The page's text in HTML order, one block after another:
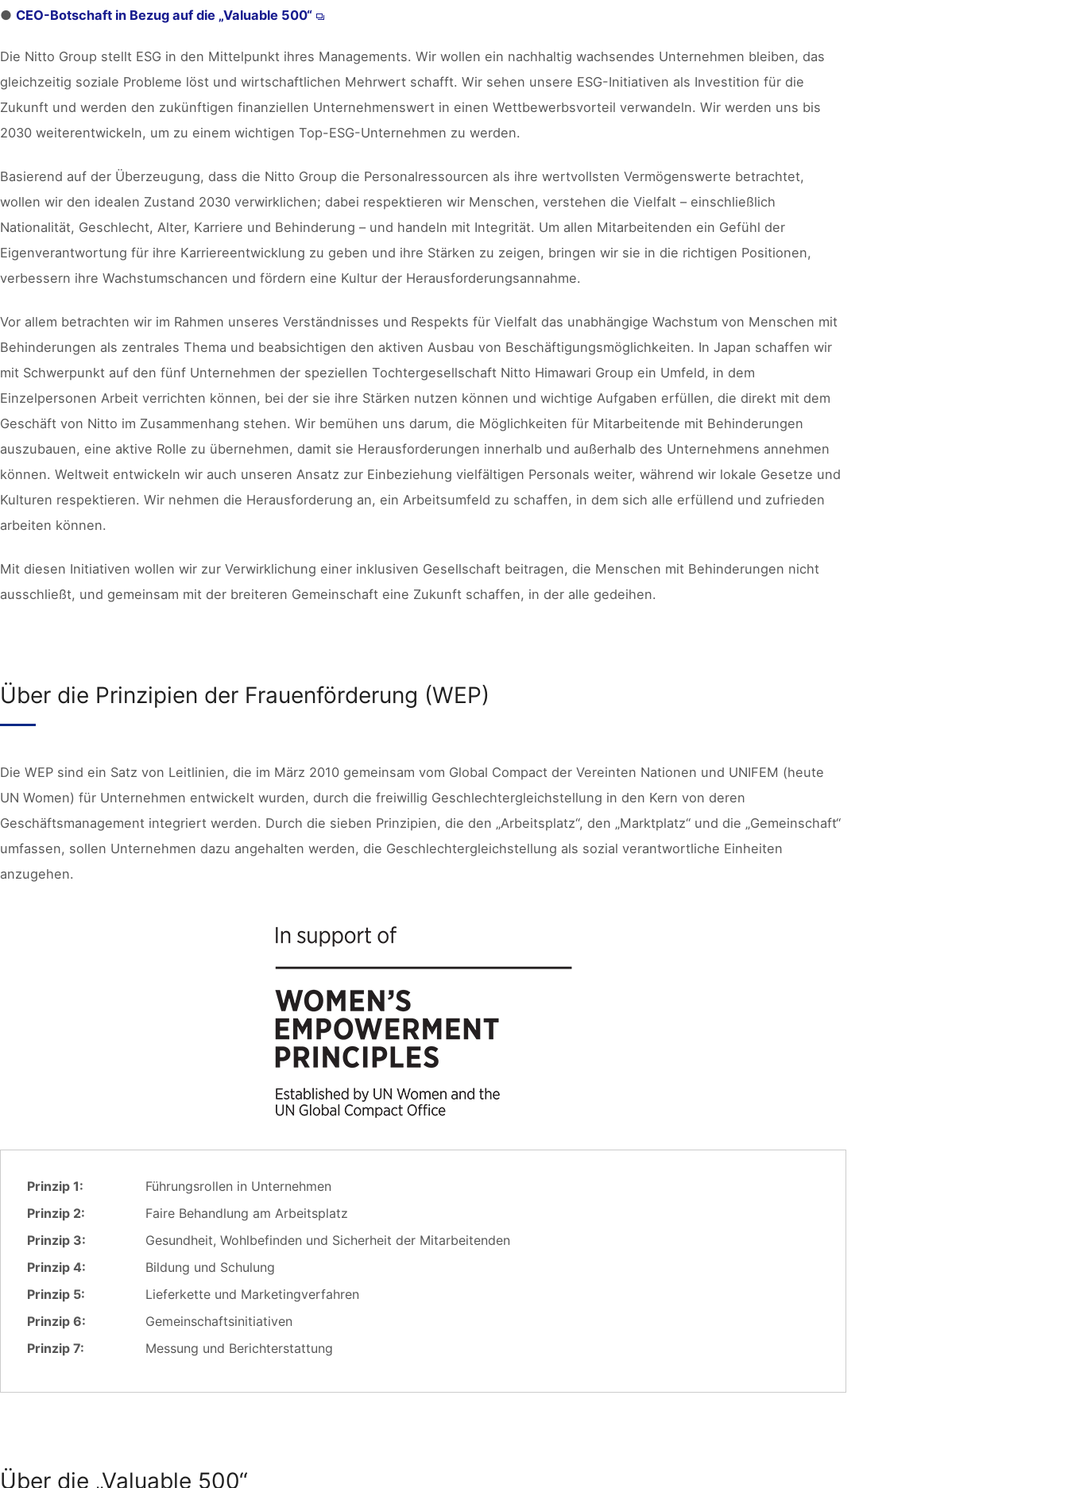
● CEO-Botschaft in Bezug auf die „Valuable 500“
Die Nitto Group stellt ESG in den Mittelpunkt ihres Managements. Wir wollen ein nachhaltig wachsendes Unternehmen bleiben, das
gleichzeitig soziale Probleme löst und wirtschaftlichen Mehrwert schafft. Wir sehen unsere ESG-Initiativen als Investition für die
Zukunft und werden den zukünftigen finanziellen Unternehmenswert in einen Wettbewerbsvorteil verwandeln. Wir werden uns bis
2030 weiterentwickeln, um zu einem wichtigen Top-ESG-Unternehmen zu werden.
Basierend auf der Überzeugung, dass die Nitto Group die Personalressourcen als ihre wertvollsten Vermögenswerte betrachtet,
wollen wir den idealen Zustand 2030 verwirklichen; dabei respektieren wir Menschen, verstehen die Vielfalt – einschließlich
Nationalität, Geschlecht, Alter, Karriere und Behinderung – und handeln mit Integrität. Um allen Mitarbeitenden ein Gefühl der
Eigenverantwortung für ihre Karriereentwicklung zu geben und ihre Stärken zu zeigen, bringen wir sie in die richtigen Positionen,
verbessern ihre Wachstumschancen und fördern eine Kultur der Herausforderungsannahme.
Vor allem betrachten wir im Rahmen unseres Verständnisses und Respekts für Vielfalt das unabhängige Wachstum von Menschen mit
Behinderungen als zentrales Thema und beabsichtigen den aktiven Ausbau von Beschäftigungsmöglichkeiten. In Japan schaffen wir
mit Schwerpunkt auf den fünf Unternehmen der speziellen Tochtergesellschaft Nitto Himawari Group ein Umfeld, in dem
Einzelpersonen Arbeit verrichten können, bei der sie ihre Stärken nutzen können und wichtige Aufgaben erfüllen, die direkt mit dem
Geschäft von Nitto im Zusammenhang stehen. Wir bemühen uns darum, die Möglichkeiten für Mitarbeitende mit Behinderungen
auszubauen, eine aktive Rolle zu übernehmen, damit sie Herausforderungen innerhalb und außerhalb des Unternehmens annehmen
können. Weltweit entwickeln wir auch unseren Ansatz zur Einbeziehung vielfältigen Personals weiter, während wir lokale Gesetze und
Kulturen respektieren. Wir nehmen die Herausforderung an, ein Arbeitsumfeld zu schaffen, in dem sich alle erfüllend und zufrieden
arbeiten können.
Mit diesen Initiativen wollen wir zur Verwirklichung einer inklusiven Gesellschaft beitragen, die Menschen mit Behinderungen nicht
ausschließt, und gemeinsam mit der breiteren Gemeinschaft eine Zukunft schaffen, in der alle gedeihen.
Über die Prinzipien der Frauenförderung (WEP)
Die WEP sind ein Satz von Leitlinien, die im März 2010 gemeinsam vom Global Compact der Vereinten Nationen und UNIFEM (heute
UN Women) für Unternehmen entwickelt wurden, durch die freiwillig Geschlechtergleichstellung in den Kern von deren
Geschäftsmanagement integriert werden. Durch die sieben Prinzipien, die den „Arbeitsplatz“, den „Marktplatz“ und die „Gemeinschaft“
umfassen, sollen Unternehmen dazu angehalten werden, die Geschlechtergleichstellung als sozial verantwortliche Einheiten
anzugehen.
Prinzip 1:
Führungsrollen in Unternehmen
Prinzip 2:
Faire Behandlung am Arbeitsplatz
Prinzip 3:
Gesundheit, Wohlbefinden und Sicherheit der Mitarbeitenden
Prinzip 4:
Bildung und Schulung
Prinzip 5:
Lieferkette und Marketingverfahren
Prinzip 6:
Gemeinschaftsinitiativen
Prinzip 7:
Messung und Berichterstattung
Über die „Valuable 500“